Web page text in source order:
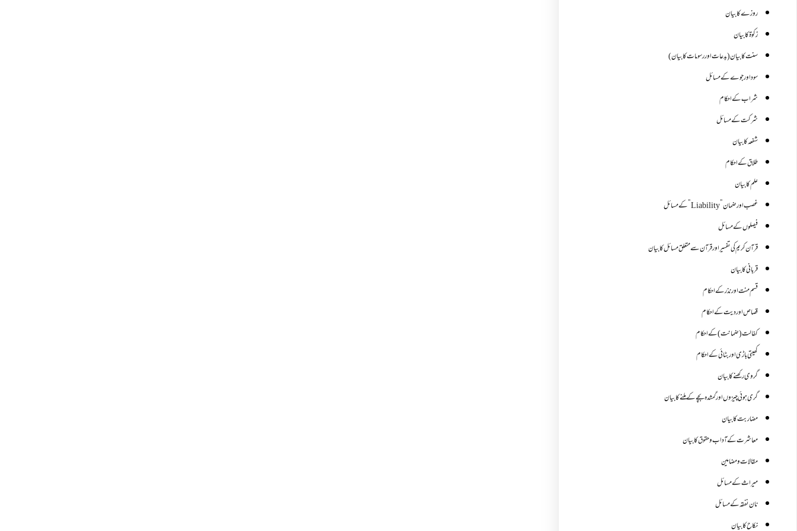
روزے کا بیان
زکوة کابیان
سنت کا بیان (بدعات اور رسومات کا بیان)
سود اور جوے کے مسائل
شراب کے احکام
شرکت کے مسائل
شفعہ کا بیان
طلاق کے احکام
علم کا بیان
غصب اورضمان”Liability” کے مسائل
فیصلوں کے مسائل
قرآن کریم کی تفسیر اور قرآن سے متعلق مسائل کا بیان
قربانی کا بیان
قسم منت اور نذر کے احکام
قصاص اور دیت کے احکام
کفالت (ضمانت) کے احکام
کھیتی باڑی اور بٹائی کے احکام
گروی رکھنے کا بیان
گری ہوئی چیزوں اورگمشدہ بچے کے ملنے کا بیان
مضاربت کا بیان
معاشرت کے آداب و حقوق کا بیان
مقالات ومضامین
میراث کے مسائل
نان نفقہ کے مسائل
نکاح کا بیان